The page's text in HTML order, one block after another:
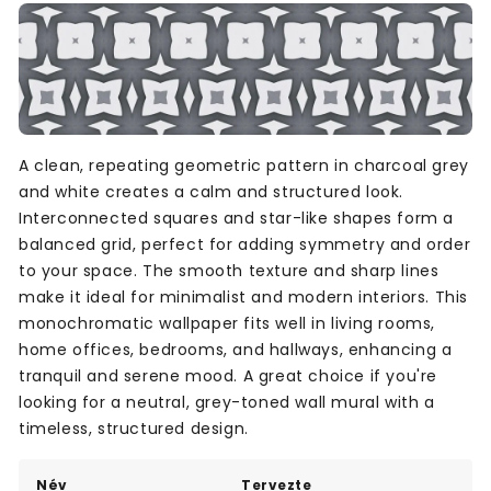
Név Tervezte
A clean, repeating geometric pattern in charcoal grey
and white creates a calm and structured look.
Interconnected squares and star-like shapes form a
balanced grid, perfect for adding symmetry and order
to your space. The smooth texture and sharp lines
make it ideal for minimalist and modern interiors. This
monochromatic wallpaper fits well in living rooms,
home offices, bedrooms, and hallways, enhancing a
tranquil and serene mood. A great choice if you're
looking for a neutral, grey-toned wall mural with a
timeless, structured design.